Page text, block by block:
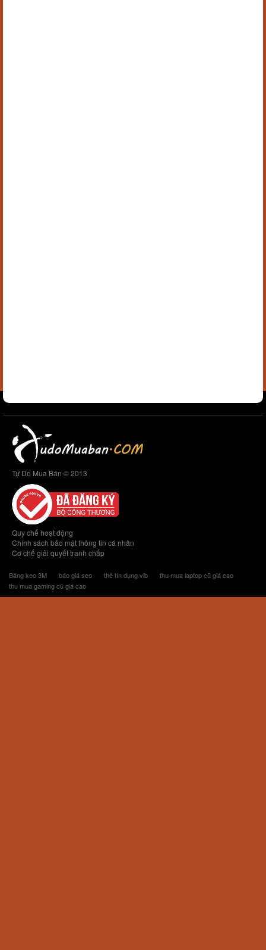
Tự Do Mua Bán © 2013
Quy chế hoạt động
Chính sách bảo mật thông tin cá nhân
Cơ chế giải quyết tranh chấp
Băng keo 3M báo giá seo thẻ tín dụng vib
thu mua laptop cũ giá cao
thu mua gaming cũ giá cao